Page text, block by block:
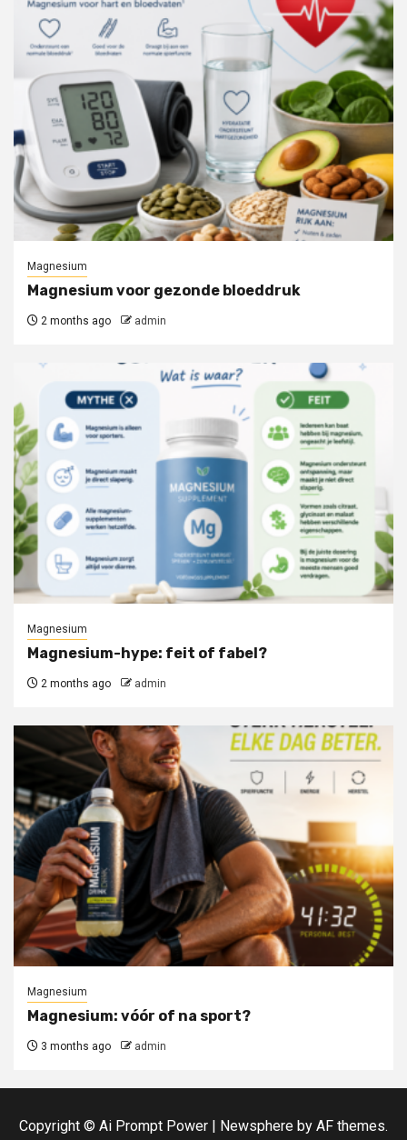
Magnesium
Magnesium voor gezonde bloeddruk
2 months ago admin
Magnesium
Magnesium-hype: feit of fabel?
2 months ago admin
Magnesium
Magnesium: vóór of na sport?
3 months ago admin
Copyright © Ai Prompt Power Newsphere by AF themes.